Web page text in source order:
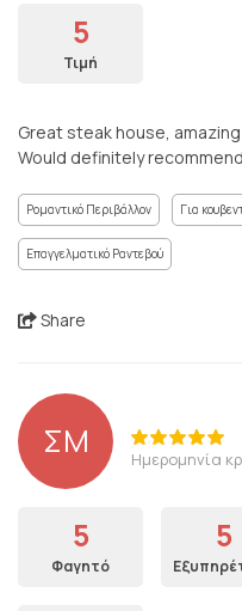
5
Τιμή
Great steak house,
Would definitely recommend
Ρομαντικό Περιβάλλον Για
Επαγγελματικό Ραντεβού
Share
ΣΜ Ημερομηνία
5
Φαγητό
5